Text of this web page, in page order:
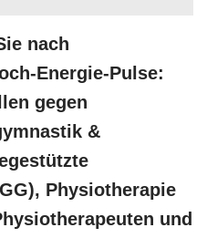
nach
Energie-Pulse:
gegen
&
Physiotherapie
und